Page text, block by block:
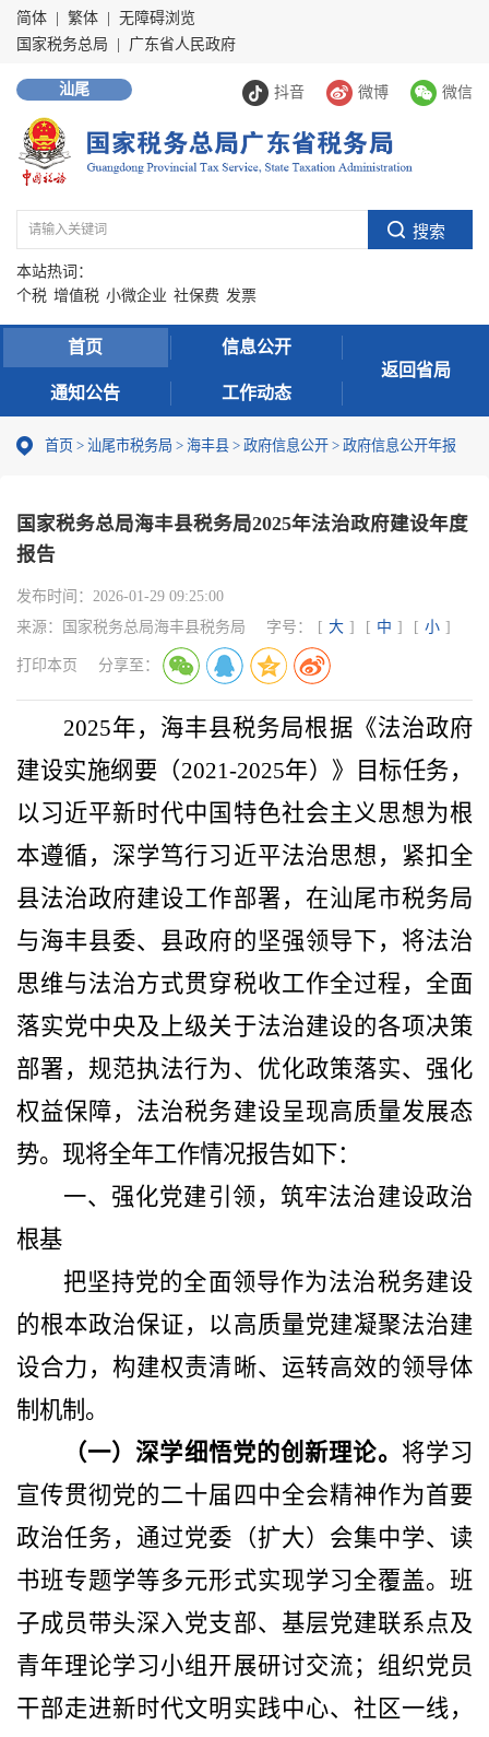
简体 繁体
无障碍浏览
国家税务总局
广东省人民政府
抖音 微博 微信
汕尾
本站热词：
个税 增值税 小微企业 社保费 发票
首页 信息公开
通知公告 工作动态
返回省局
首页 > 汕尾市税务局 > 海丰县 > 政府信息公开 > 政府信息公开年报
国家税务总局海丰县税务局2025年法治政府建设年度
报告
发布时间： 2026-01-29 09:25:00
来源：
国家税务总局海丰县税务局 字号： [ 大 ] [ 中 ] [ 小 ]
打印本页 分享至：
2025年，海丰县税务局根据 《法治政府
建设实施纲要（2021-2025年）》目标任务，
以习近平新时代中国特色社会主义思想为根
本遵循，深学笃行习近平法治思想，紧扣全
县法治政府建设工作部署，在汕尾市税务局
与海丰县委、县政府的坚强领导下，将法治
思维与法治方式贯穿税收工作全过程，全面
落实党中央及上级关于法治建设的各项决策
部署，规范执法行为、优化政策落实、强化
权益保障，法治税务建设呈现高质量发展态
势。现将全年工作情况报告如下：
一、强化党建引领，筑牢法治建设政治
根基
把坚持党的全面领导作为法治税务建设
的根本政治保证，以高质量党建凝聚法治建
设合力，构建权责清晰、运转高效的领导体
制机制。
（一）深学细悟党的创新理论。 将学习
宣传贯彻党的二十届四中全会精神作为首要
政治任务，通过党委（扩大）会集中学、读
书班专题学等多元形式实现学习全覆盖。班
子成员带头深入党支部、基层党建联系点及
青年理论学习小组开展研讨交流；组织党员
干部走进新时代文明实践中心、社区一线，